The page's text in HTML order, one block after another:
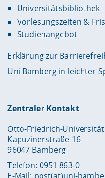
Universitätsbibliothek
Vorlesungszeiten &
Studienangebot
Erklärung zur
Uni Bamberg in leichter
Zentraler Kontakt
Otto-Friedrich-
Kapuzinerstraße 16
96047 Bamberg
Telefon: 0951 863-0
E-Mail: post(at)uni-